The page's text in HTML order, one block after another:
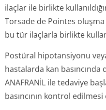
ilaçlar ile birlikte
Torsade de Pointes
bu tür ilaçlarla birlikte
Postüral hipotansiyonu
hastalarda kan
ANAFRANİL ile tedaviye
basıncının kontrol